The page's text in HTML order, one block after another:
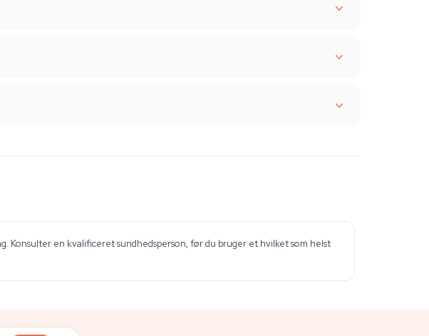
Konsulter en kvalificeret sundhedsperson, før du bruger et hvilket som helst